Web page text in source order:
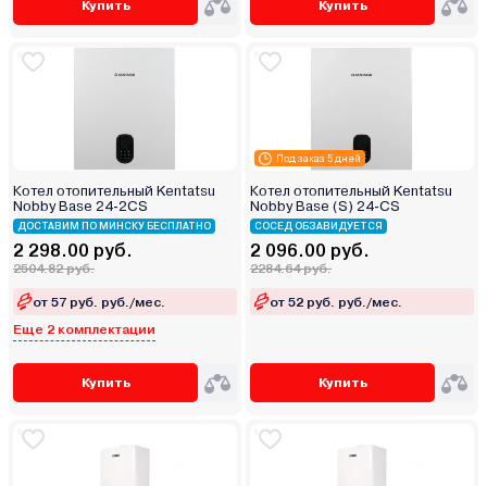
Купить Купить
Котел отопительный Kentatsu
Nobby Base 24‑2CS
ДОСТАВИМ ПО МИНСКУ БЕСПЛАТНО
2 298.00 руб.
2504.82 руб.
от 57 руб. руб./мес.
Еще 2 комплектации
Купить
Под заказ 5 дней
Котел отопительный Kentatsu
Nobby Base (S) 24‑CS
СОСЕД ОБЗАВИДУЕТСЯ
2 096.00 руб.
2284.64 руб.
от 52 руб. руб./мес.
Купить